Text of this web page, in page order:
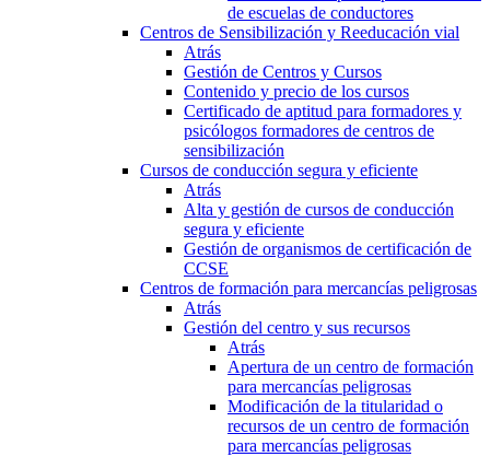
de escuelas de conductores
Centros de Sensibilización y Reeducación vial
Atrás
Gestión de Centros y Cursos
Contenido y precio de los cursos
Certificado de aptitud para formadores y
psicólogos formadores de centros de
sensibilización
Cursos de conducción segura y eficiente
Atrás
Alta y gestión de cursos de conducción
segura y eficiente
Gestión de organismos de certificación de
CCSE
Centros de formación para mercancías peligrosas
Atrás
Gestión del centro y sus recursos
Atrás
Apertura de un centro de formación
para mercancías peligrosas
Modificación de la titularidad o
recursos de un centro de formación
para mercancías peligrosas